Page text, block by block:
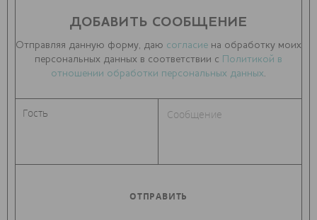
ДОБАВИТЬ СООБЩЕНИЕ
Отправляя данную форму, даю согласие на обработку моих
персональных данных в соответствии с Политикой в
отношении обработки персональных данных